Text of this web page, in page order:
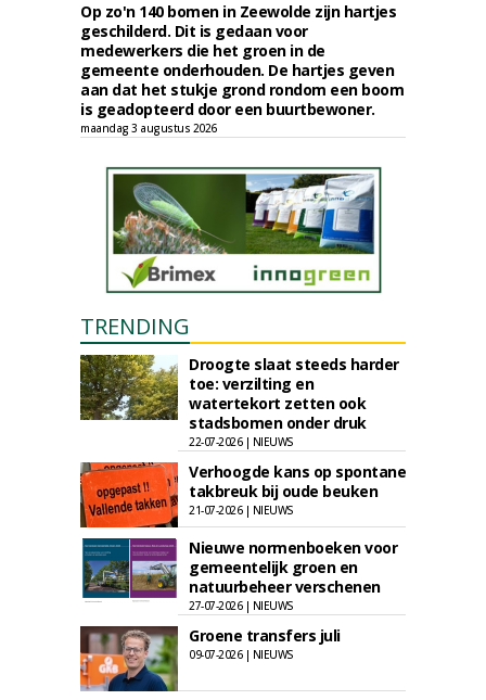
Op zo'n 140 bomen in Zeewolde zijn hartjes
geschilderd. Dit is gedaan voor
medewerkers die het groen in de
gemeente onderhouden. De hartjes geven
aan dat het stukje grond rondom een boom
is geadopteerd door een buurtbewoner.
maandag 3 augustus 2026
TRENDING
Droogte slaat steeds harder
toe: verzilting en
watertekort zetten ook
stadsbomen onder druk
22-07-2026 | NIEUWS
Verhoogde kans op spontane
takbreuk bij oude beuken
21-07-2026 | NIEUWS
Nieuwe normenboeken voor
gemeentelijk groen en
natuurbeheer verschenen
27-07-2026 | NIEUWS
Groene transfers juli
09-07-2026 | NIEUWS